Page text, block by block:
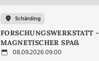
Schärding
FORSCHUNGSWERKSTATT -
MAGNETISCHER SPAß
08.09.2026 09:00